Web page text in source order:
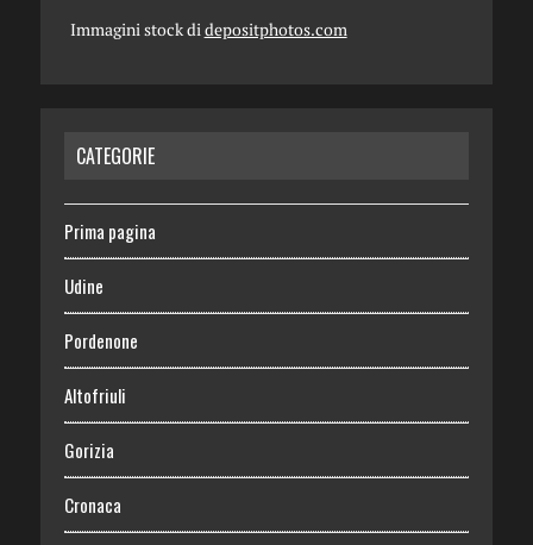
Immagini stock didepositphotos.com
CATEGORIE
Prima pagina
Udine
Pordenone
Altofriuli
Gorizia
Cronaca